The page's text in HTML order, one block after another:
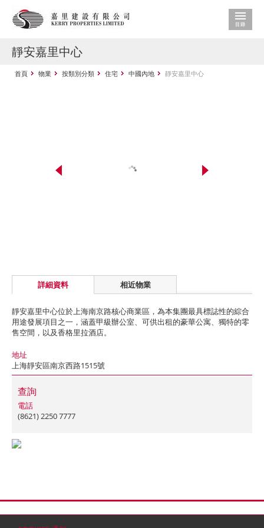
靜安嘉里中心
首頁 物業 按類別分類 住宅 中國內地 靜安嘉里中心
詳細資料 相近物業
靜安嘉里中心位於上海南京路核心商業區，為本集團最具標誌性的綜合
用途發展項目之一，涵蓋甲級辦公室、可供出租的豪華公寓、獨特的零
售空間，以及香格里拉酒店。
地址
上海靜安區南京西路1515號
查詢
電話
(8621) 2250 7777